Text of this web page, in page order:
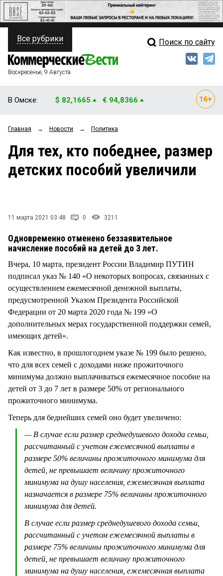
ПОЛИТИКА
ФИНАНСЫ
ОБЩЕСТВО
ЗАКОН
СТИЛЬ ЖИЗНИ
Свежий выпуск
Рейтинги
Блоги
Все рубрики Поиск по сайту
Воскресенье, 9 Августа
В Омске: $ 82,1665 € 94,8366
Главная → Новости → Политика
Для тех, кто победнее, размер
детских пособий увеличили
11 марта 2021 03:48 0 3211
Одновременно отменено беззаявительное
начисление пособий на детей до 3 лет.
Вчера, 10 марта, президент России Владимир ПУТИН
подписал указ № 140 «О некоторых вопросах, связанных с
осуществлением ежемесячной денежной выплаты,
предусмотренной Указом Президента Российской
Федерации от 20 марта 2020 года № 199 «О
дополнительных мерах государственной поддержки семей,
имеющих детей».
Как известно, в прошлогоднем указе № 199 было решено,
что для всех семей с доходами ниже прожиточного
минимума должно выплачиваться ежемесячное пособие на
детей от 3 до 7 лет в размере 50% от регионального
прожиточного минимума.
Теперь для беднейших семей оно будет увеличено:
— В случае если размер среднедушевого дохода семьи,
рассчитанный с учетом ежемесячной выплаты в
размере 50% величины прожиточного минимума для
детей, не превышает величину прожиточного
минимума на душу населения, ежемесячная выплата
назначается в размере 75% величины прожиточного
минимума для детей.
В случае если размер среднедушевого дохода семьи,
рассчитанный с учетом ежемесячной выплаты в
размере 75% величины прожиточного минимума для
детей, не превышает величину прожиточного
минимума на душу населения, ежемесячная выплата